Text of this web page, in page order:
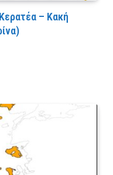
– Κακή